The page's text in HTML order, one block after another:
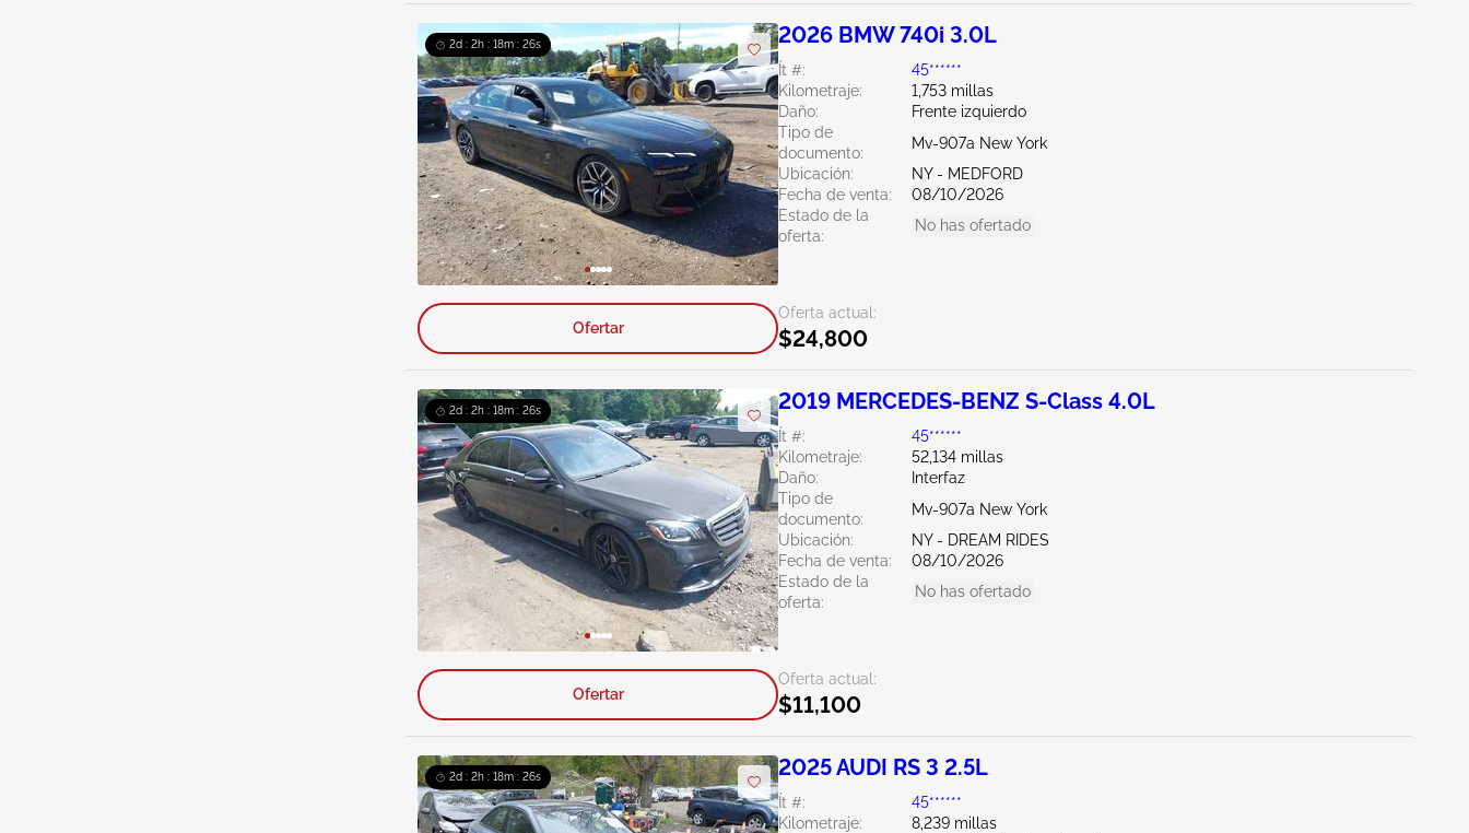
2d : 2h : 18m : 25s 2026 BMW 740i 3.0L
Ít #:
45******
Kilometraje:
1,753 millas
Daño:
Frente izquierdo
Tipo de
documento:
Mv-907a New York
Ubicación:
NY - MEDFORD
Fecha de venta:
08/10/2026
Estado de la
oferta:
No has ofertado
Oferta actual:
$24,800
Ofertar
2d : 2h : 18m : 25s 2019 MERCEDES-BENZ S-Class 4.0L
Ít #:
45******
Kilometraje:
52,134 millas
Daño:
Interfaz
Tipo de
documento:
Mv-907a New York
Ubicación:
NY - DREAM RIDES
Fecha de venta:
08/10/2026
Estado de la
oferta:
No has ofertado
Oferta actual:
$11,100
Ofertar
2d : 2h : 18m : 25s 2025 AUDI RS 3 2.5L
Ít #:
45******
Kilometraje:
8,239 millas